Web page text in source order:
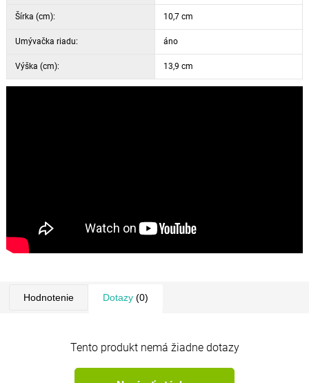
Šírka (cm): 10,7 cm
Umývačka riadu: áno
Výška (cm): 13,9 cm
Hodnotenie Dotazy(0)
Tento produkt nemá žiadne dotazy